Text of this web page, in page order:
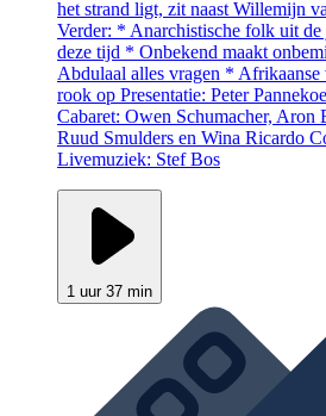
het strand ligt, zit naast Willemijn
Verder: * Anarchistische folk uit de
deze tijd * Onbekend maakt
Abdulaal alles vragen * Afrikaanse
rook op Presentatie: Peter
Cabaret: Owen Schumacher, Aron
Ruud Smulders en Wina Ricardo
Livemuziek: Stef Bos
1 uur 37 min